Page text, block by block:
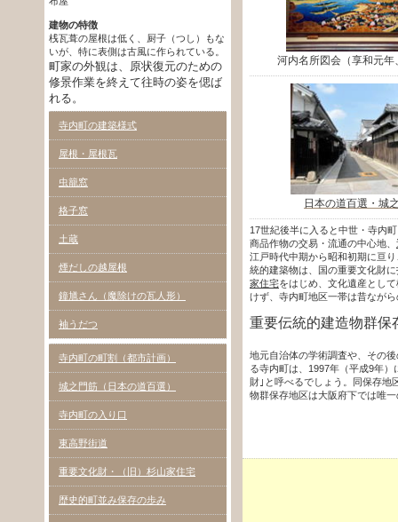
河内名所図会（享和元年
日本の道百選・城
17世紀後半に入ると中世・寺内
商品作物の交易・流通の中心地、
江戸時代中期から昭和初期に亘
統的建築物は、国の重要文化財
家住宅をはじめ、文化遺産とし
けず、寺内町地区一帯は昔なが
重要伝統的建造物群保
地元自治体の学術調査や、その
る寺内町は、1997年（平成9年
財｣と呼べるでしょう。同保存地
物群保存地区は大阪府下では唯
建物の特徴
桟瓦葺の屋根は低く、厨子（つし）もな
いが、特に表側は古風に作られている。
町家の外観は、原状復元のための
修景作業を終えて往時の姿を偲ば
れる。
寺内町の建築様式
屋根・屋根瓦
虫籠窓
格子窓
土蔵
煙だしの越屋根
鐘馗さん（魔除けの瓦人形）
袖うだつ
寺内町の町割（都市計画）
城之門筋（日本の道百選）
寺内町の入り口
東高野街道
重要文化財・（旧）杉山家住宅
歴史的町並み保存の歩み